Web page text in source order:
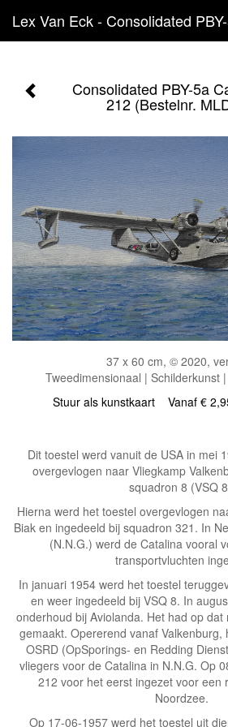
Consolidated PBY-5a
212 (Bestelnr.
37 x 60 cm, © 2020,
Tweedimensionaal | Schilderkunst
Stuur als kunstkaart Vanaf €
Dit toestel werd vanuit de USA in mei
overgevlogen naar Vliegkamp
squadron 8 (VSQ
Hierna werd het toestel overgevlogen
Biak en ingedeeld bij squadron 321. In
(N.N.G.) werd de Catalina vooral
transportvluchten
In januari 1954 werd het toestel
en weer ingedeeld bij VSQ 8. In
onderhoud bij Aviolanda. Het had op
gemaakt. Opererend vanaf Valkenburg,
OSRD (OpSporings- en Redding
vliegers voor de Catalina in N.N.G. Op
212 voor het eerst ingezet voor een
Noordzee.
Op 17-06-1957 werd het toestel uit